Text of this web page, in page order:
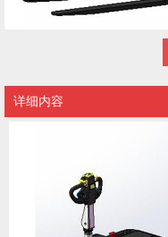
详细内容